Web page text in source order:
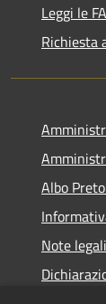
Leggi le
Richiesta
Albo
Note legali